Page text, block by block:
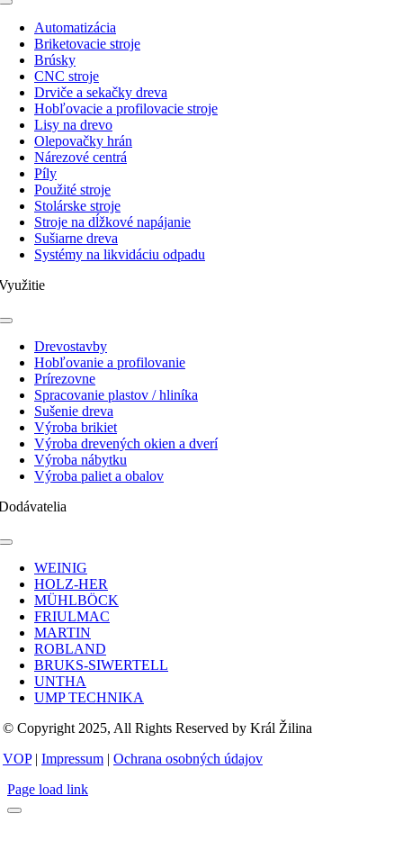
Toggle
NavigationAutomatizácia
Briketovacie stroje
Brúsky
CNC stroje
Drviče a sekačky dreva
Hobľovacie a profilovacie stroje
Lisy na drevo
Olepovačky hrán
Nárezové centrá
Píly
Použité stroje
Stolárske stroje
Stroje na dĺžkové napájanie
Sušiarne dreva
Systémy na likvidáciu odpadu
Toggle
NavigationDrevostavby
Hobľovanie a profilovanie
Prírezovne
Spracovanie plastov / hliníka
Sušenie dreva
Výroba brikiet
Výroba drevených okien a dverí
Výroba nábytku
Výroba paliet a obalov
Toggle
NavigationWEINIG
HOLZ-HER
MÜHLBÖCK
FRIULMAC
MARTIN
ROBLAND
BRUKS-SIWERTELL
UNTHA
UMP TECHNIKA
© Copyright 2025, All Rights Reserved by Král Žilina
VOP| Impressum | Ochrana osobných údajov
Page load link